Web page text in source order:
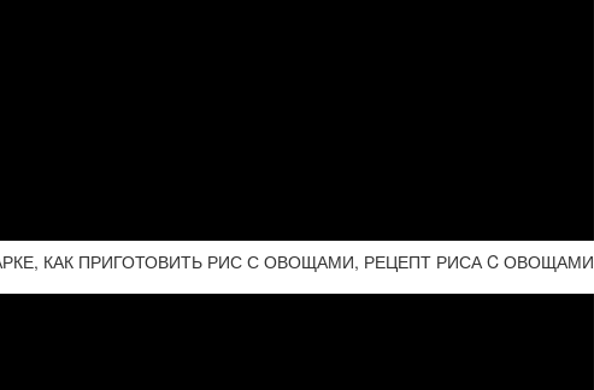
КАК ПРИГОТОВИТЬ РИС С ОВОЩАМИ, РЕЦЕПТ РИСА C ОВОЩАМИ